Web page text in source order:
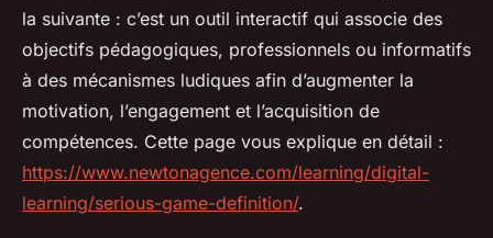
la suivante : c’est un outil interactif qui associe des
objectifs pédagogiques, professionnels ou informatifs
à des mécanismes ludiques afin d’augmenter la
motivation, l’engagement et l’acquisition de
compétences. Cette page vous explique en détail :
https://www.newtonagence.com/learning/digital-
learning/serious-game-definition/.